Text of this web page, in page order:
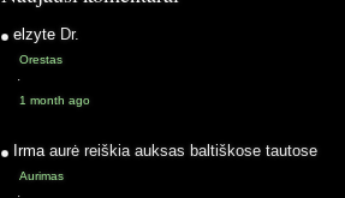
elzyte Dr.
Orestas
·
1 month ago
Irma aurė reiškia auksas baltiškose tautose
Aurimas